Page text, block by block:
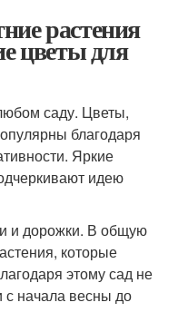
растения
цветы для
саду. Цветы,
благодаря
Яркие
идею
и дорожки. В общую
которые
этому сад не
с начала весны до